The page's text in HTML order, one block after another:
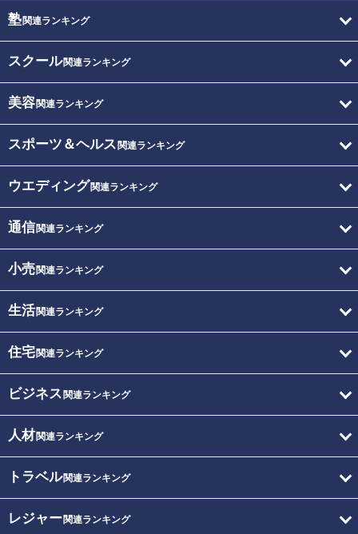
塾関連ランキング
スクール関連ランキング
美容関連ランキング
スポーツ＆ヘルス 関連ランキング
ウエディング関連ランキング
通信関連ランキング
小売関連ランキング
生活関連ランキング
住宅関連ランキング
ビジネス 関連ランキング
人材関連ランキング
トラベル関連ランキング
レジャー関連ランキング